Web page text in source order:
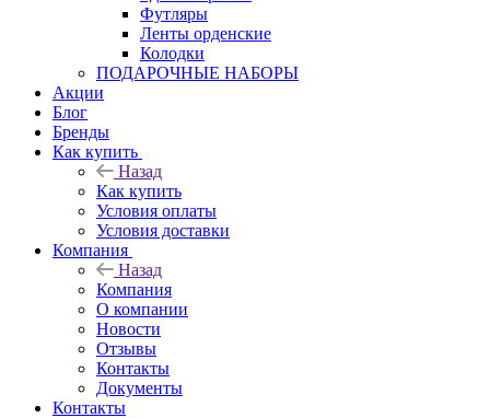
Футляры
Ленты орденские
Колодки
ПОДАРОЧНЫЕ НАБОРЫ
Акции
Блог
Бренды
Как купить
Назад
Как купить
Условия оплаты
Условия доставки
Компания
Назад
Компания
О компании
Новости
Отзывы
Контакты
Документы
Контакты